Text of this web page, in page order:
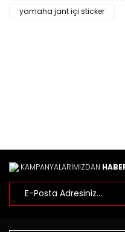
Ürün bilgilerinde
yamaha jant içi sticker
KAMPANYALARIMIZDAN